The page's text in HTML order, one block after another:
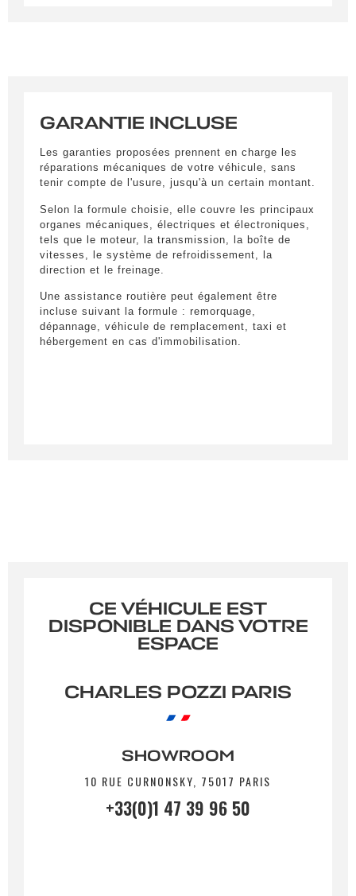
Prénom *
Tél. *
Votre message *
ultricies. Mauris et malesuada augue.
Lorem ipsum dolor sit amet, consectetur
adipiscing elit. Ut a elit sed nisl pulvinar
egestas a vel nibh. Sed aliquam varius
feugiat. Suspendisse finibus nec nibh eget
ultricies. Mauris et malesuada augue.
Lorem ipsum dolor sit amet, consectetur
adipiscing elit. Ut a elit sed nisl pulvinar
egestas a vel nibh. Sed aliquam varius
feugiat. Suspendisse finibus nec nibh eget
ultricies. Mauris et malesuada augue.
GARANTIE INCLUSE
Les garanties proposées prennent en charge les
réparations mécaniques de votre véhicule, sans
tenir compte de l'usure, jusqu'à un certain montant.
Selon la formule choisie, elle couvre les principaux
organes mécaniques, électriques et électroniques,
tels que le moteur, la transmission, la boîte de
vitesses, le système de refroidissement, la
direction et le freinage.
Une assistance routière peut également être
incluse suivant la formule : remorquage,
dépannage, véhicule de remplacement, taxi et
hébergement en cas d'immobilisation.
CE VÉHICULE EST
DISPONIBLE DANS VOTRE
ESPACE
CHARLES POZZI PARIS
SHOWROOM
10 RUE CURNONSKY, 75017 PARIS
+33(0)1 47 39 96 50